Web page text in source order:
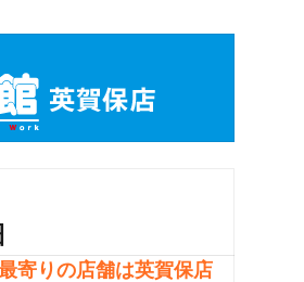
寄りの店舗は英賀保店